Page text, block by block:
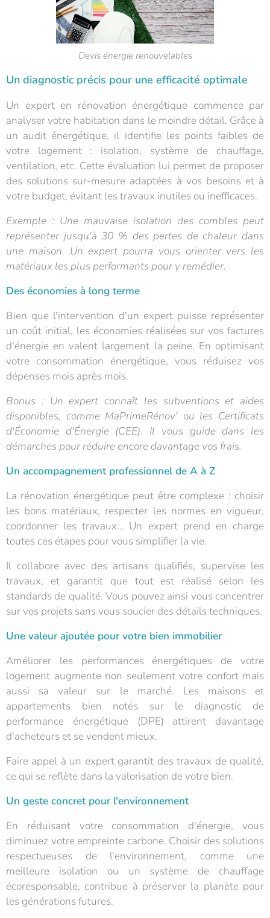
Devis énergie renouvelables
Un diagnostic précis pour une efficacité optimale
Un expert en rénovation énergétique commence par
analyser votre habitation dans le moindre détail. Grâce à
un audit énergétique, il identifie les points faibles de
votre logement : isolation, système de chauffage,
ventilation, etc. Cette évaluation lui permet de proposer
des solutions sur-mesure adaptées à vos besoins et à
votre budget, évitant les travaux inutiles ou inefficaces.
Exemple : Une mauvaise isolation des combles peut
représenter jusqu'à 30 % des pertes de chaleur dans
une maison. Un expert pourra vous orienter vers les
matériaux les plus performants pour y remédier.
Des économies à long terme
Bien que l'intervention d'un expert puisse représenter
un coût initial, les économies réalisées sur vos factures
d'énergie en valent largement la peine. En optimisant
votre consommation énergétique, vous réduisez vos
dépenses mois après mois.
Bonus : Un expert connaît les subventions et aides
disponibles, comme MaPrimeRénov' ou les Certificats
d'Économie d'Énergie (CEE). Il vous guide dans les
démarches pour réduire encore davantage vos frais.
Un accompagnement professionnel de A à Z
La rénovation énergétique peut être complexe : choisir
les bons matériaux, respecter les normes en vigueur,
coordonner les travaux… Un expert prend en charge
toutes ces étapes pour vous simplifier la vie.
Il collabore avec des artisans qualifiés, supervise les
travaux, et garantit que tout est réalisé selon les
standards de qualité. Vous pouvez ainsi vous concentrer
sur vos projets sans vous soucier des détails techniques.
Une valeur ajoutée pour votre bien immobilier
Améliorer les performances énergétiques de votre
logement augmente non seulement votre confort mais
aussi sa valeur sur le marché. Les maisons et
appartements bien notés sur le diagnostic de
performance énergétique (DPE) attirent davantage
d'acheteurs et se vendent mieux.
Faire appel à un expert garantit des travaux de qualité,
ce qui se reflète dans la valorisation de votre bien.
Un geste concret pour l'environnement
En réduisant votre consommation d'énergie, vous
diminuez votre empreinte carbone. Choisir des solutions
respectueuses de l'environnement, comme une
meilleure isolation ou un système de chauffage
écoresponsable, contribue à préserver la planète pour
les générations futures.